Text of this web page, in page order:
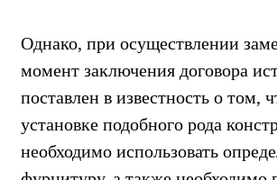
Однако, при осуществлении
момент заключения договора
поставлен в известность о том,
установке подобного рода
необходимо использовать